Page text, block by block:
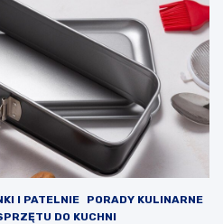
I PATELNIE
PORADY KULINARNE
DO KUCHNI